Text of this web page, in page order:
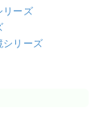
リーズ
シリーズ